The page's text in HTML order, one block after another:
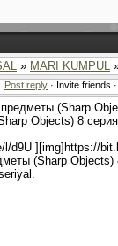
» MARI KUMPUL
Post reply · Invite friends ·
(Sharp
Objects) 8
l/d9U ][img]https://
(Sharp Objects)